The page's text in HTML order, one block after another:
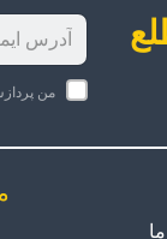
من